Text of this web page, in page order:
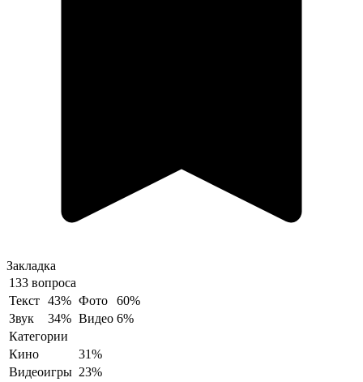
Закладка
133 вопроса
Текст 43% Фото
60%
Звук
34% Видео 6%
Категории
Кино
31%
Видеоигры 23%